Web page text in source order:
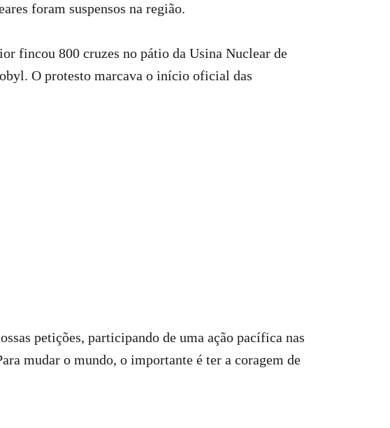
foram suspensos na região.
fincou 800 cruzes no pátio da Usina Nuclear de
O protesto marcava o início oficial das
petições, participando de uma ação pacífica nas
mudar o mundo, o importante é ter a coragem de